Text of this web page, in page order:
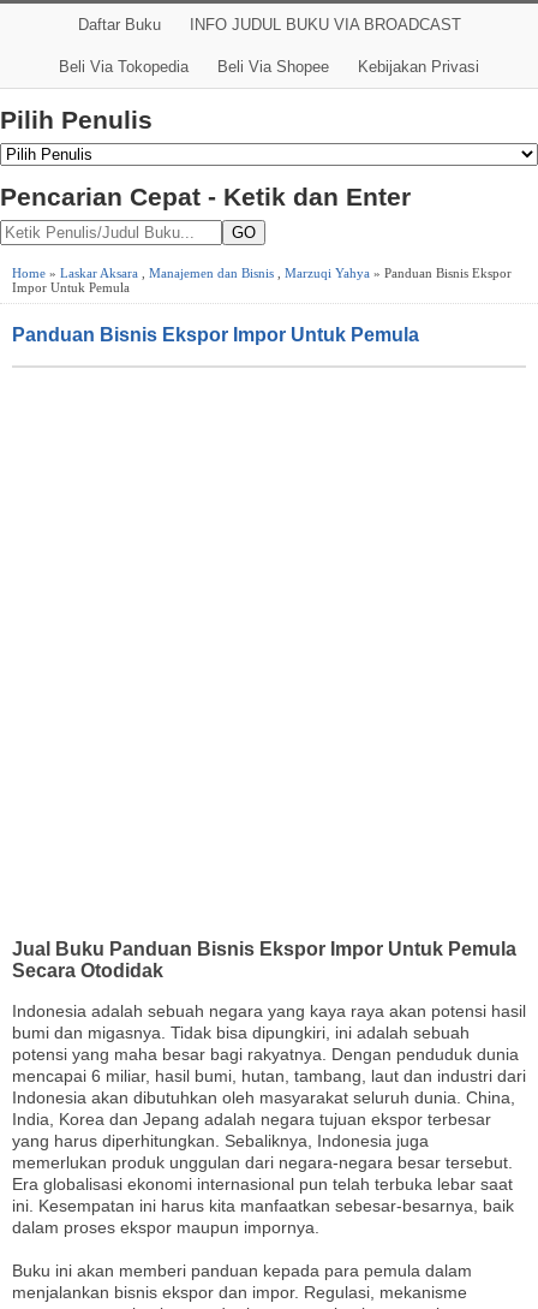
Daftar Buku INFO JUDUL BUKU VIA BROADCAST
Beli Via Tokopedia Beli Via Shopee Kebijakan Privasi
Pilih Penulis
Pencarian Cepat - Ketik dan Enter
GO
Home » Laskar Aksara Manajemen dan Bisnis Marzuqi Yahya » Panduan Bisnis Ekspor
Impor Untuk Pemula
Panduan Bisnis Ekspor Impor Untuk Pemula
Jual Buku Panduan Bisnis Ekspor Impor Untuk Pemula
Secara Otodidak
Indonesia adalah sebuah negara yang kaya raya akan potensi hasil
bumi dan migasnya. Tidak bisa dipungkiri, ini adalah sebuah
potensi yang maha besar bagi rakyatnya. Dengan penduduk dunia
mencapai 6 miliar, hasil bumi, hutan, tambang, laut dan industri dari
Indonesia akan dibutuhkan oleh masyarakat seluruh dunia. China,
India, Korea dan Jepang adalah negara tujuan ekspor terbesar
yang harus diperhitungkan. Sebaliknya, Indonesia juga
memerlukan produk unggulan dari negara-negara besar tersebut.
Era globalisasi ekonomi internasional pun telah terbuka lebar saat
ini. Kesempatan ini harus kita manfaatkan sebesar-besarnya, baik
dalam proses ekspor maupun impornya.
Buku ini akan memberi panduan kepada para pemula dalam
menjalankan bisnis ekspor dan impor. Regulasi, mekanisme